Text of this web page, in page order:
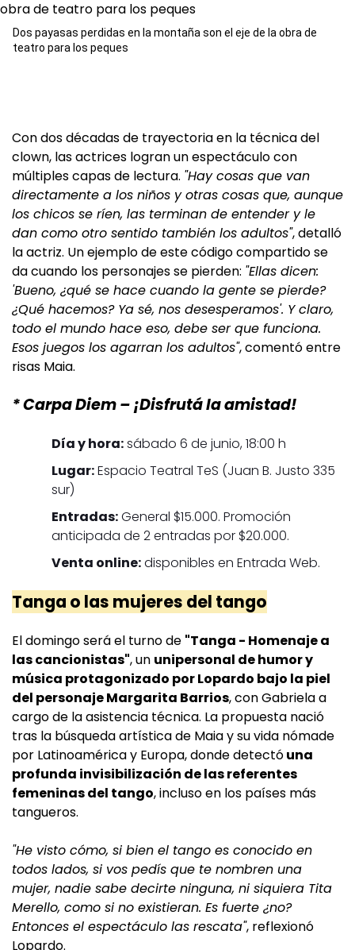
Dos payasas perdidas en la montaña son el eje de la obra de
teatro para los peques
Con dos décadas de trayectoria en la técnica del
clown, las actrices logran un espectáculo con
múltiples capas de lectura. "Hay cosas que van
directamente a los niños y otras cosas que, aunque
los chicos se ríen, las terminan de entender y le
dan como otro sentido también los adultos", detalló
la actriz. Un ejemplo de este código compartido se
da cuando los personajes se pierden: "Ellas dicen:
'Bueno, ¿qué se hace cuando la gente se pierde?
¿Qué hacemos? Ya sé, nos desesperamos'. Y claro,
todo el mundo hace eso, debe ser que funciona.
Esos juegos los agarran los adultos", comentó entre
risas Maia.
* Carpa Diem – ¡Disfrutá la amistad!
Día y hora:sábado 6 de junio, 18:00 h
Lugar:Espacio Teatral TeS (Juan B. Justo 335
sur)
Entradas:General $15.000. Promoción
anticipada de 2 entradas por $20.000.
Venta online:disponibles en Entrada Web.
Tanga o las mujeres del tango
El domingo será el turno de "Tanga - Homenaje a
las cancionistas", un unipersonal de humor y
música protagonizado por Lopardo bajo la piel
del personaje Margarita Barrios, con Gabriela a
cargo de la asistencia técnica. La propuesta nació
tras la búsqueda artística de Maia y su vida nómade
por Latinoamérica y Europa, donde detectóuna
profunda invisibilización de las referentes
femeninas del tango, incluso en los países más
tangueros.
"He visto cómo, si bien el tango es conocido en
todos lados, si vos pedís que te nombren una
mujer, nadie sabe decirte ninguna, ni siquiera Tita
Merello, como si no existieran. Es fuerte ¿no?
Entonces el espectáculo las rescata", reflexionó
Lopardo.